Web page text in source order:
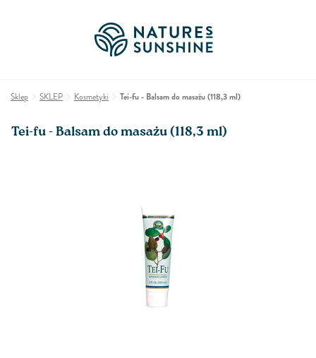
Sklep SKLEP Kosmetyki Tei-fu - Balsam do masażu (118,3 ml)
Tei-fu - Balsam do masażu (118,3 ml)